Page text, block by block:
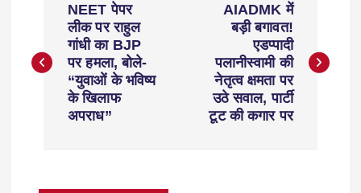
NEET पेपर
लीक पर राहुल
गांधी का BJP
पर हमला, बोले-
“युवाओं के भविष्य
के खिलाफ
अपराध”
AIADMK में
बड़ी बगावत!
एडप्पादी
पलानीस्वामी की
नेतृत्व क्षमता पर
उठे सवाल, पार्टी
टूट की कगार पर